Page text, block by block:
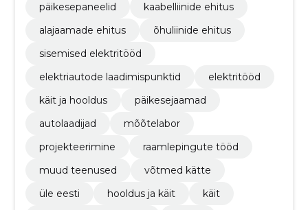
päikesepaneelid
kaabelliinide ehitus
alajaamade ehitus
õhuliinide ehitus
sisemised elektritööd
elektriautode laadimispunktid
elektritööd
käit ja hooldus
päikesejaamad
autolaadijad
mõõtelabor
projekteerimine
raamlepingute tööd
muud teenused
võtmed kätte
üle eesti
hooldus ja käit
käit